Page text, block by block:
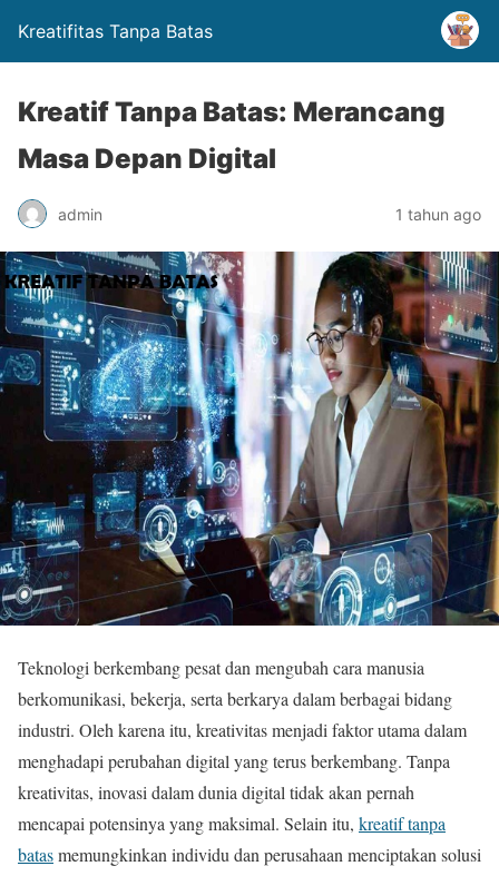
Kreatifitas Tanpa Batas
Kreatif Tanpa Batas: Merancang
Masa Depan Digital
admin 1 tahun ago
Teknologi berkembang pesat dan mengubah cara manusia
berkomunikasi, bekerja, serta berkarya dalam berbagai bidang
industri. Oleh karena itu, kreativitas menjadi faktor utama dalam
menghadapi perubahan digital yang terus berkembang. Tanpa
kreativitas, inovasi dalam dunia digital tidak akan pernah
mencapai potensinya yang maksimal. Selain itu, kreatif tanpa
batasmemungkinkan individu dan perusahaan menciptakan solusi